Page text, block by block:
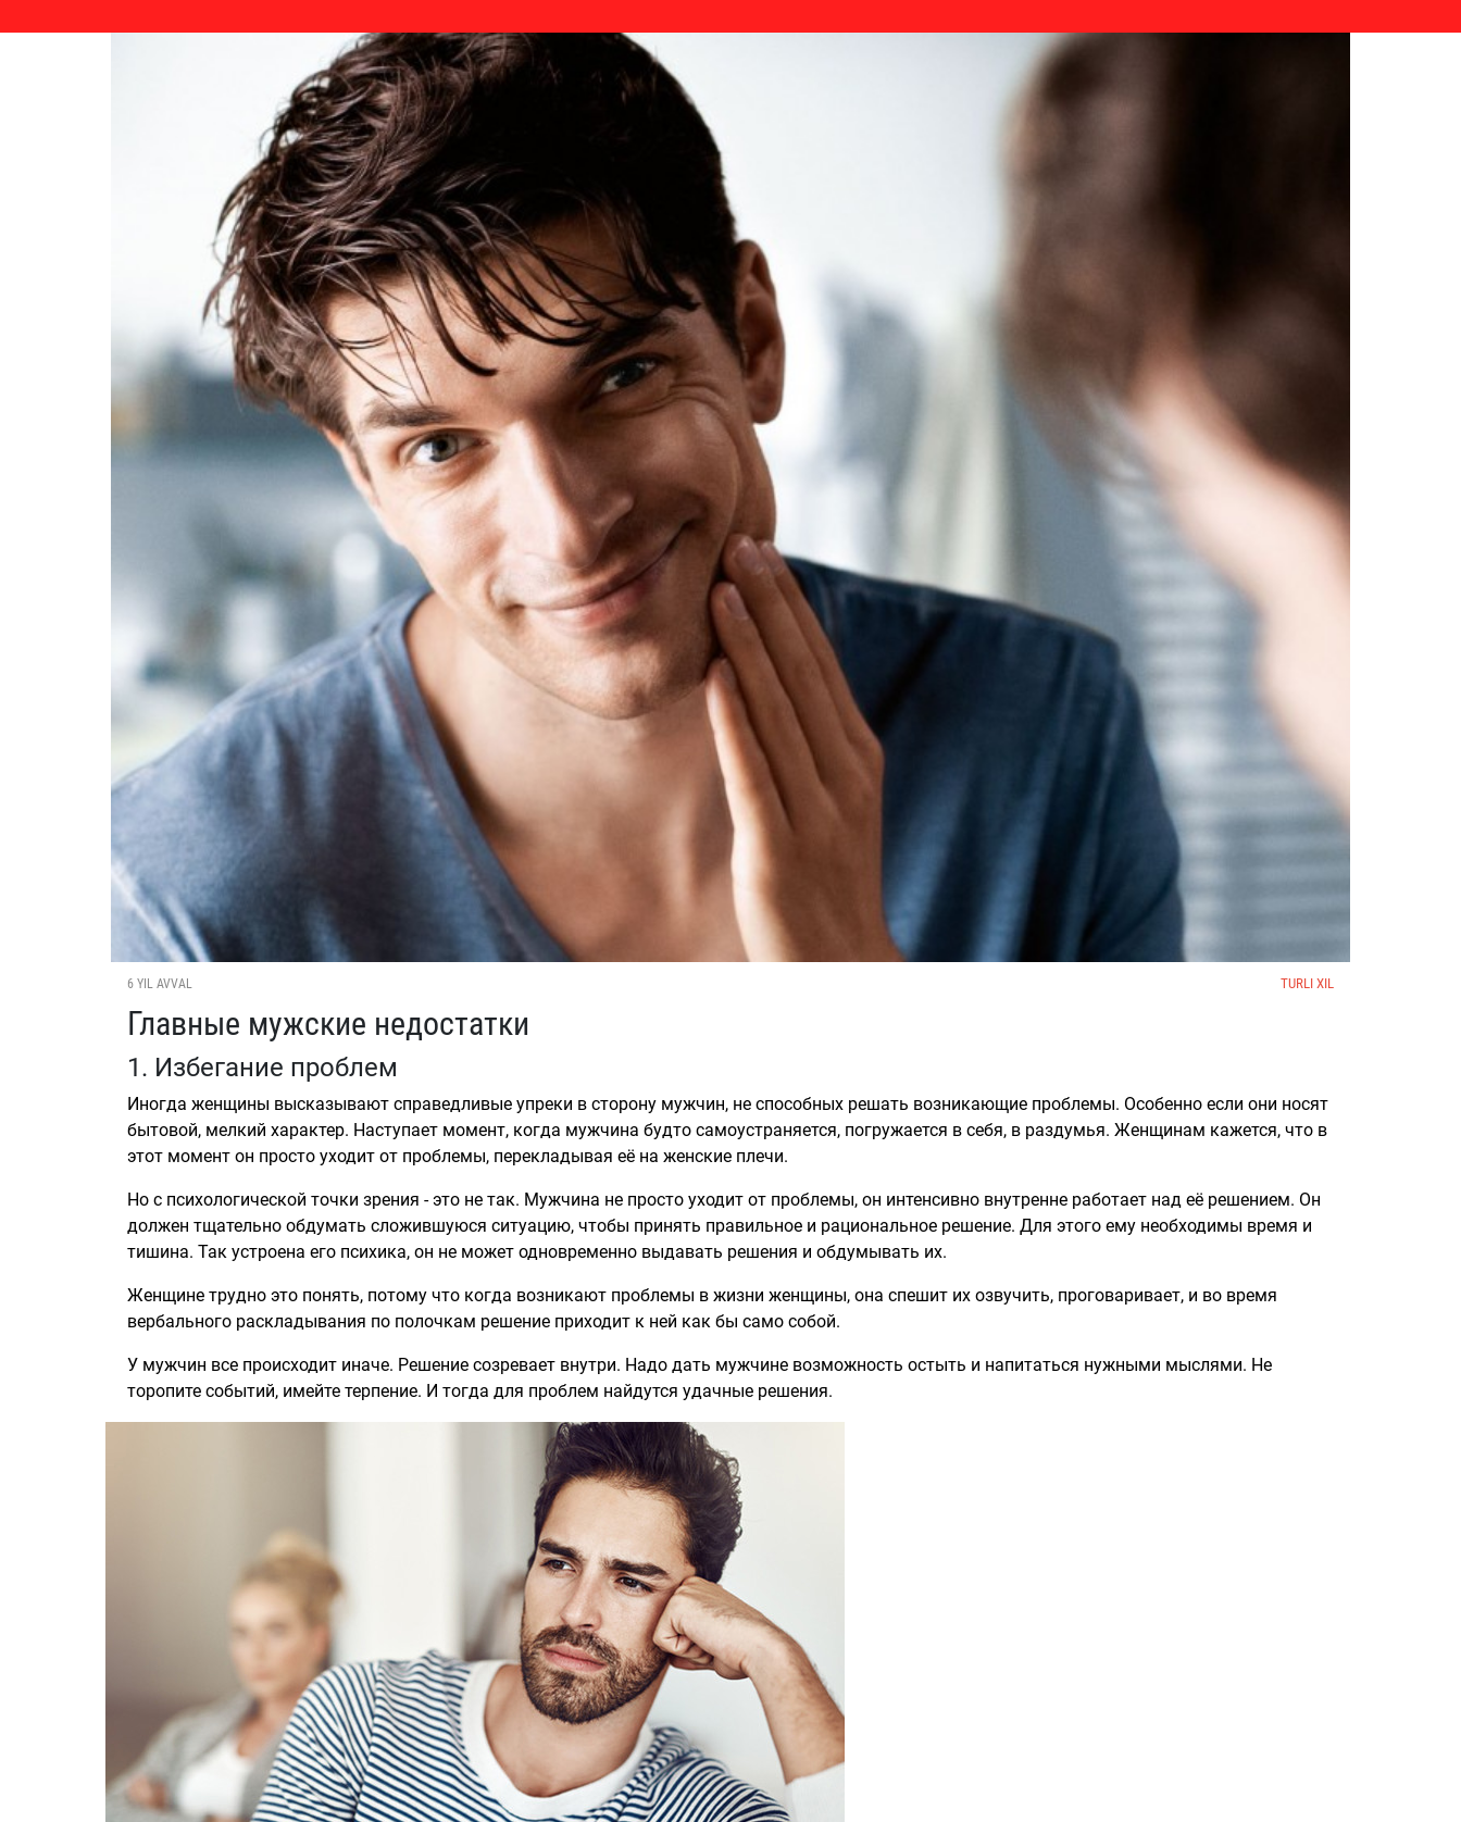
6 YIL AVVAL TURLI XIL
Главные мужские недостатки
1. Избегание проблем
Иногда женщины высказывают справедливые упреки в сторону мужчин, не способных решать возникающие проблемы. Особенно если они носят
бытовой, мелкий характер. Наступает момент, когда мужчина будто самоустраняется, погружается в себя, в раздумья. Женщинам кажется, что в
этот момент он просто уходит от проблемы, перекладывая её на женские плечи.
Но с психологической точки зрения - это не так. Мужчина не просто уходит от проблемы, он интенсивно внутренне работает над её решением. Он
должен тщательно обдумать сложившуюся ситуацию, чтобы принять правильное и рациональное решение. Для этого ему необходимы время и
тишина. Так устроена его психика, он не может одновременно выдавать решения и обдумывать их.
Женщине трудно это понять, потому что когда возникают проблемы в жизни женщины, она спешит их озвучить, проговаривает, и во время
вербального раскладывания по полочкам решение приходит к ней как бы само собой.
У мужчин все происходит иначе. Решение созревает внутри. Надо дать мужчине возможность остыть и напитаться нужными мыслями. Не
торопите событий, имейте терпение. И тогда для проблем найдутся удачные решения.